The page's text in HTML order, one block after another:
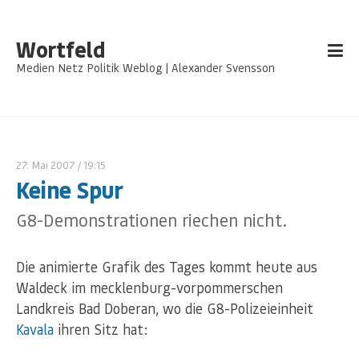
Wortfeld
Medien Netz Politik Weblog | Alexander Svensson
27. Mai 2007 / 19:15
Keine Spur
G8-Demonstrationen riechen nicht.
Die animierte Grafik des Tages kommt heute aus
Waldeck im mecklenburg-vorpommerschen
Landkreis Bad Doberan, wo die G8-Polizeieinheit
Kavala ihren Sitz hat: